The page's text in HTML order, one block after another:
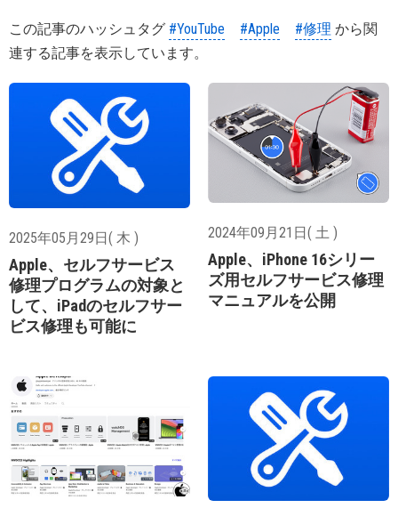
この記事のハッシュタグ #YouTube #Apple #修理 から関
連する記事を表示しています。
2025年05月29日( 木 )
Apple、セルフサービス
修理プログラムの対象と
して、iPadのセルフサー
ビス修理も可能に
2024年09月21日( 土 )
Apple、iPhone 16シリー
ズ用セルフサービス修理
マニュアルを公開